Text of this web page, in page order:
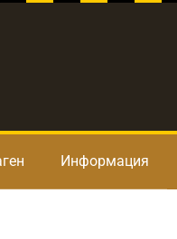
Информация